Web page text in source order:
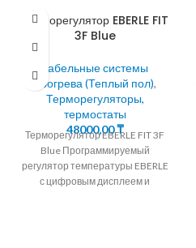
Терморегулятор EBERLE FIT
3F Blue
Кабельные системы
обогрева (Теплый пол),
Терморегуляторы,
термостаты
48000,00₸
Терморегулятор EBERLE FIT 3F
Blue Программируемый
регулятор температуры EBERLE
с цифровым дисплеем и